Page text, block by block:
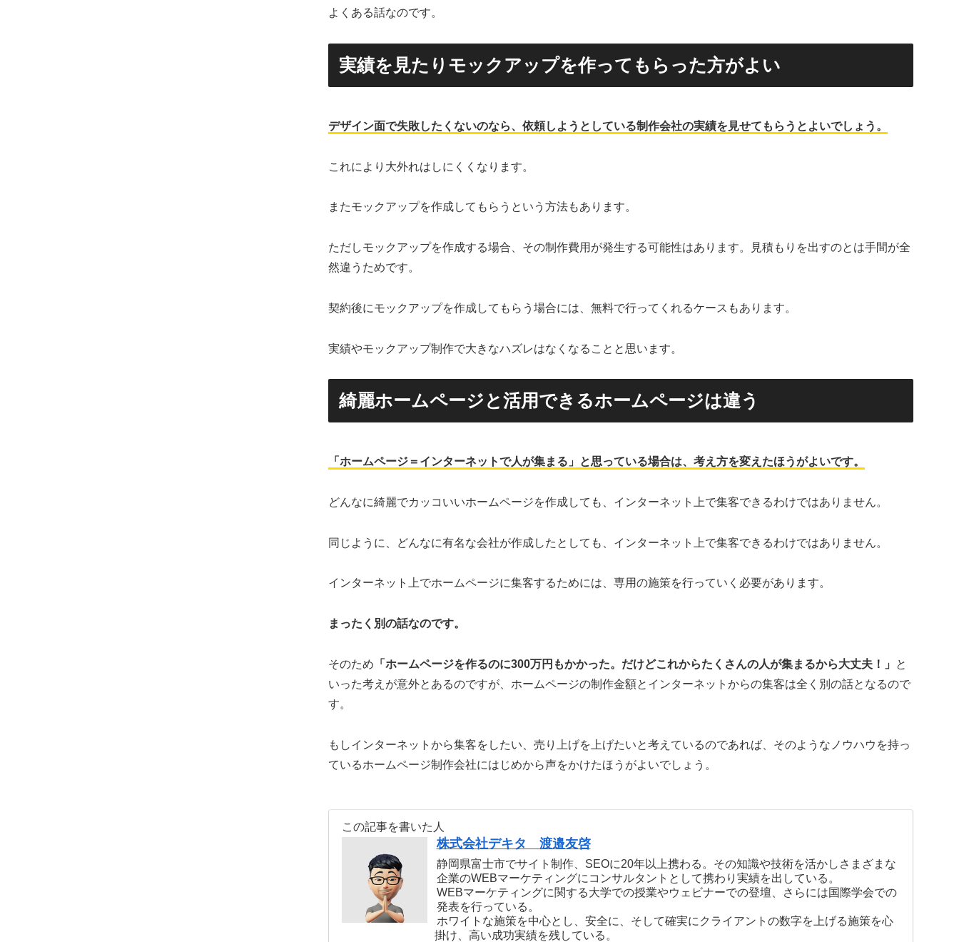
よくある話なのです。
実績を見たりモックアップを作ってもらった方がよい
デザイン面で失敗したくないのなら、依頼しようとしている制作会社の実績を見せてもらうとよいでしょう。
これにより大外れはしにくくなります。
またモックアップを作成してもらうという方法もあります。
ただしモックアップを作成する場合、その制作費用が発生する可能性はあります。見積もりを出すのとは手間が全
然違うためです。
契約後にモックアップを作成してもらう場合には、無料で行ってくれるケースもあります。
実績やモックアップ制作で大きなハズレはなくなることと思います。
綺麗ホームページと活用できるホームページは違う
「ホームページ＝インターネットで人が集まる」と思っている場合は、考え方を変えたほうがよいです。
どんなに綺麗でカッコいいホームページを作成しても、インターネット上で集客できるわけではありません。
同じように、どんなに有名な会社が作成したとしても、インターネット上で集客できるわけではありません。
インターネット上でホームページに集客するためには、専用の施策を行っていく必要があります。
まったく別の話なのです。
そのため 「ホームページを作るのに300万円もかかった。だけどこれからたくさんの人が集まるから大丈夫！」
と
いった考えが意外とあるのですが、ホームページの制作金額とインターネットからの集客は全く別の話となるので
す。
もしインターネットから集客をしたい、売り上げを上げたいと考えているのであれば、そのようなノウハウを持っ
ているホームページ制作会社にはじめから声をかけたほうがよいでしょう。
この記事を書いた人
株式会社デキタ 渡邉友啓
静岡県富士市でサイト制作、SEOに20年以上携わる。その知識や技術を活かしさまざまな
企業のWEBマーケティングにコンサルタントとして携わり実績を出している。
WEBマーケティングに関する大学での授業やウェビナーでの登壇、さらには国際学会での
発表を行っている。
ホワイトな施策を中心とし、安全に、そして確実にクライアントの数字を上げる施策を心
掛け、高い成功実績を残している。